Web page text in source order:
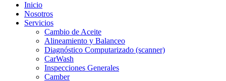
Inicio
Nosotros
Servicios
Cambio de Aceite
Alineamiento y Balanceo
Diagnóstico Computarizado (scanner)
CarWash
Inspecciones Generales
Camber